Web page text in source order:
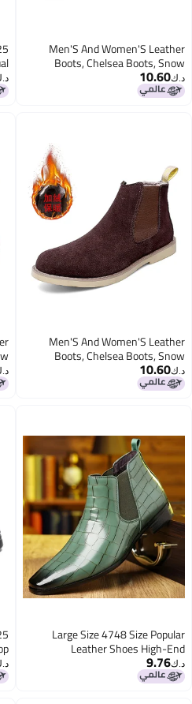
Men'S And Women'S Leather
Boots, Chelsea Boots, Snow
Boots, Handmade Large Size High-
Top Martin Boots, Genuine Leather
د.ك‏10.60
Men'S And Women'S Leather
Boots, Chelsea Boots, Snow
Boots, Handmade Large Size High-
Top Martin Boots, Genuine Leather
د.ك‏10.60
Large Size 4748 Size Popular
Leather Shoes High-End
Atmospheric Leather Shoes
د.ك‏9.76